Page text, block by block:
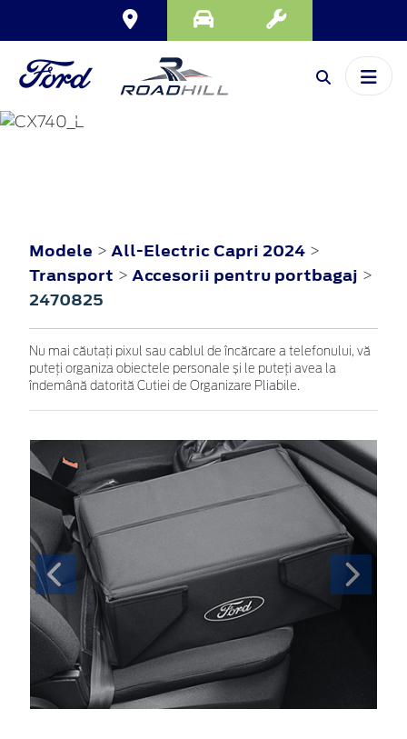
ALL-ELECTRIC
CAPRI
Modele > All-Electric Capri 2024 >
Transport > Accesorii pentru portbagaj >
2470825
Nu mai căutați pixul sau cablul de încărcare a telefonului, vă
puteți organiza obiectele personale și le puteți avea la
îndemână datorită Cutiei de Organizare Pliabile.